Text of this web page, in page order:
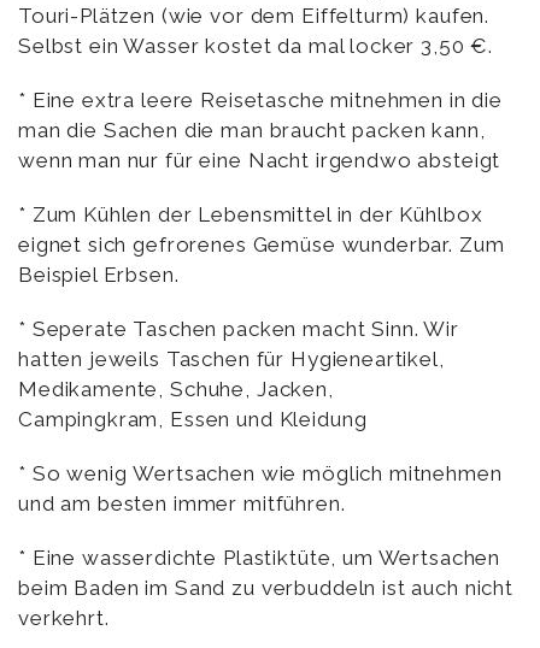
Touri-Plätzen (wie vor dem Eiffelturm) kaufen.
Selbst ein Wasser kostet da mal locker 3,50 €.
* Eine extra leere Reisetasche mitnehmen in die
man die Sachen die man braucht packen kann,
wenn man nur für eine Nacht irgendwo absteigt
* Zum Kühlen der Lebensmittel in der Kühlbox
eignet sich gefrorenes Gemüse wunderbar. Zum
Beispiel Erbsen.
* Seperate Taschen packen macht Sinn. Wir
hatten jeweils Taschen für Hygieneartikel,
Medikamente, Schuhe, Jacken,
Campingkram, Essen und Kleidung
* So wenig Wertsachen wie möglich mitnehmen
und am besten immer mitführen.
* Eine wasserdichte Plastiktüte, um Wertsachen
beim Baden im Sand zu verbuddeln ist auch nicht
verkehrt.